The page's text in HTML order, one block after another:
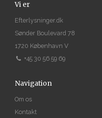
Vi er
Efterlysninger.dk
Sønder Boulevard 78
1720 København V
+45 30 56 59 69
Navigation
Om os
Kontakt